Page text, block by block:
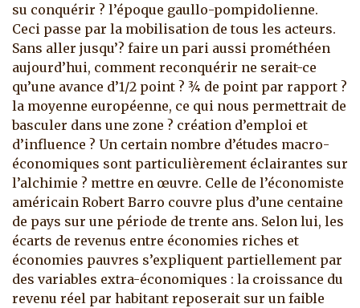
su conquérir ? l’époque gaullo-pompidolienne.
Ceci passe par la mobilisation de tous les acteurs.
Sans aller jusqu’? faire un pari aussi prométhéen
aujourd’hui, comment reconquérir ne serait-ce
qu’une avance d’1/2 point ? ¾ de point par rapport ?
la moyenne européenne, ce qui nous permettrait de
basculer dans une zone ? création d’emploi et
d’influence ? Un certain nombre d’études macro-
économiques sont particulièrement éclairantes sur
l’alchimie ? mettre en œuvre. Celle de l’économiste
américain Robert Barro couvre plus d’une centaine
de pays sur une période de trente ans. Selon lui, les
écarts de revenus entre économies riches et
économies pauvres s’expliquent partiellement par
des variables extra-économiques : la croissance du
revenu réel par habitant reposerait sur un faible